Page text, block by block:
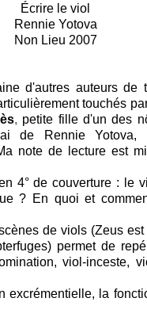
Écrire le viol
Rennie Yotova
Non Lieu 2007
d'autres auteurs de
touchés
, petite fille d'un des
de Rennie Yotova,
note de lecture est
4° de couverture : le
? En quoi et
de viols (Zeus
permet de
viol-inceste,
excrémentielle, la